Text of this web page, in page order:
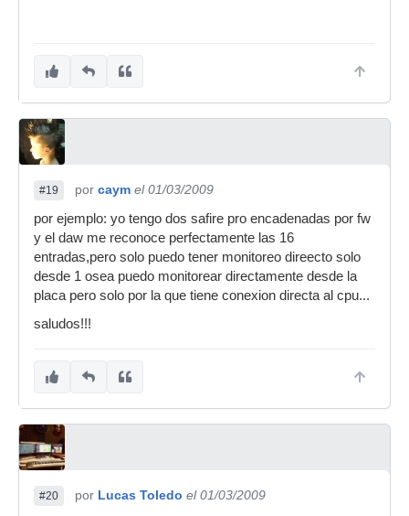
#19 por caym el 01/03/2009
por ejemplo: yo tengo dos safire pro encadenadas por fw
y el daw me reconoce perfectamente las 16
entradas,pero solo puedo tener monitoreo direecto solo
desde 1 osea puedo monitorear directamente desde la
placa pero solo por la que tiene conexion directa al cpu...
saludos!!!
#20 por Lucas Toledo el 01/03/2009